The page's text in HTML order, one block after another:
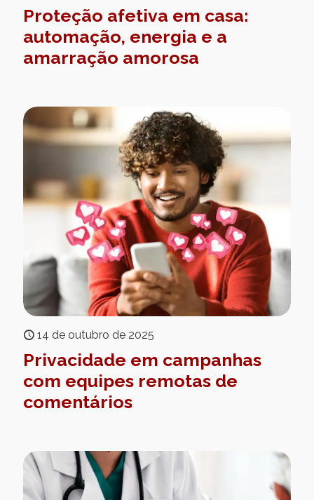
Proteção afetiva em casa:
automação, energia e a
amarração amorosa
14 de outubro de 2025
Privacidade em campanhas
com equipes remotas de
comentários